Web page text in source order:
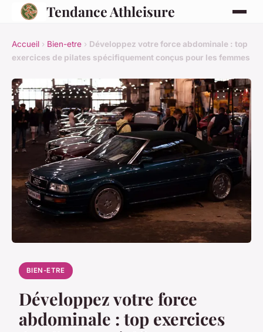
Tendance Athleisure
Accueil › Bien-etre › Développez votre force abdominale : top
exercices de pilates spécifiquement conçus pour les femmes
BIEN-ETRE
Développez votre force
abdominale : top exercices